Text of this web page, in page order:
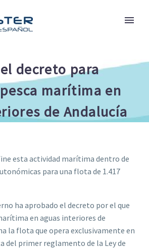
decreto para
marítima en
de Andalucía
esta actividad marítima dentro de
para una flota de 1.417
ha aprobado el decreto por el que
en aguas interiores de
la flota que opera exclusivamente en
del primer reglamento de la Ley de